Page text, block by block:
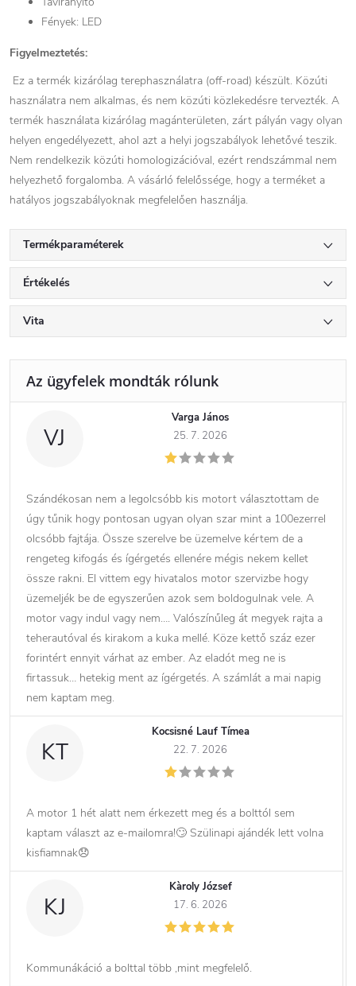
Fények: LED
Figyelmeztetés:
Ez a termék kizárólag terephasználatra (off-road) készült. Közúti
használatra nem alkalmas, és nem közúti közlekedésre tervezték. A
termék használata kizárólag magánterületen, zárt pályán vagy olyan
helyen engedélyezett, ahol azt a helyi jogszabályok lehetővé teszik.
Nem rendelkezik közúti homologizációval, ezért rendszámmal nem
helyezhető forgalomba. A vásárló felelőssége, hogy a terméket a
hatályos jogszabályoknak megfelelően használja.
Termékparaméterek
Értékelés
Vita
VJ
Varga János
25. 7. 2026
Szándékosan nem a legolcsóbb kis motort választottam de
úgy tűnik hogy pontosan ugyan olyan szar mint a 100ezerrel
olcsóbb fajtája. Össze szerelve be üzemelve kértem de a
rengeteg kifogás és ígérgetés ellenére mégis nekem kellet
össze rakni. El vittem egy hivatalos motor szervizbe hogy
üzemeljék be de egyszerűen azok sem boldogulnak vele. A
motor vagy indul vagy nem…. Valószínűleg át megyek rajta a
teherautóval és kirakom a kuka mellé. Köze kettő száz ezer
forintért ennyit várhat az ember. Az eladót meg ne is
firtassuk… hetekig ment az ígérgetés. A számlát a mai napig
nem kaptam meg.
KT
Kocsisné Lauf Tímea
22. 7. 2026
A motor 1 hét alatt nem érkezett meg és a bolttól sem
kaptam választ az e-mailomra!🙄 Szülinapi ajándék lett volna
kisfiamnak😞
KJ
Kàroly József
17. 6. 2026
Kommunákáció a bolttal több ,mint megfelelő.